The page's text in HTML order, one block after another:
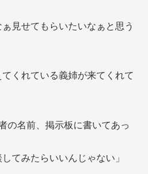
見せてもらいたいなぁと思う
くれている義姉が来てくれて
の名前、掲示板に書いてあっ
てみたらいいんじゃない」